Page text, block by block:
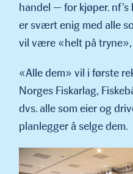
handel — for kjøper.
er svært enig med alle
vil være «helt på tryne»,
«Alle dem» vil i første
Norges Fiskarlag,
dvs. alle som eier og
planlegger å selge dem.